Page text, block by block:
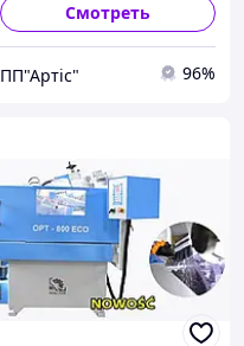
Смотреть
ПП"Артіс" 96%